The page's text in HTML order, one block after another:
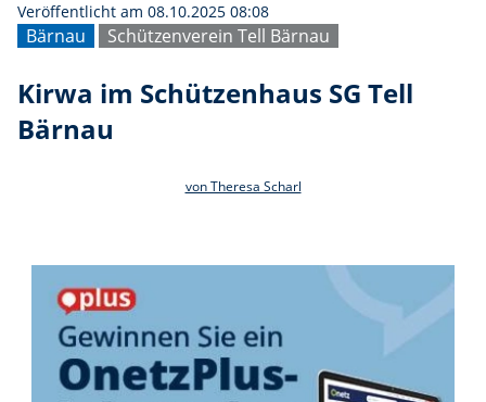
Bärnau Schützenverein Tell Bärnau
Veröffentlicht am 08.10.2025 08:08
Kirwa im Schützenhaus SG Tell
Bärnau
von Theresa Scharl